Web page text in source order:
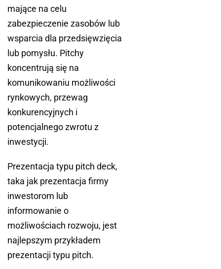
mające na celu
zabezpieczenie zasobów lub
wsparcia dla przedsięwzięcia
lub pomysłu. Pitchy
koncentrują się na
komunikowaniu możliwości
rynkowych, przewag
konkurencyjnych i
potencjalnego zwrotu z
inwestycji.
Prezentacja typu pitch deck,
taka jak prezentacja firmy
inwestorom lub
informowanie o
możliwościach rozwoju, jest
najlepszym przykładem
prezentacji typu pitch.